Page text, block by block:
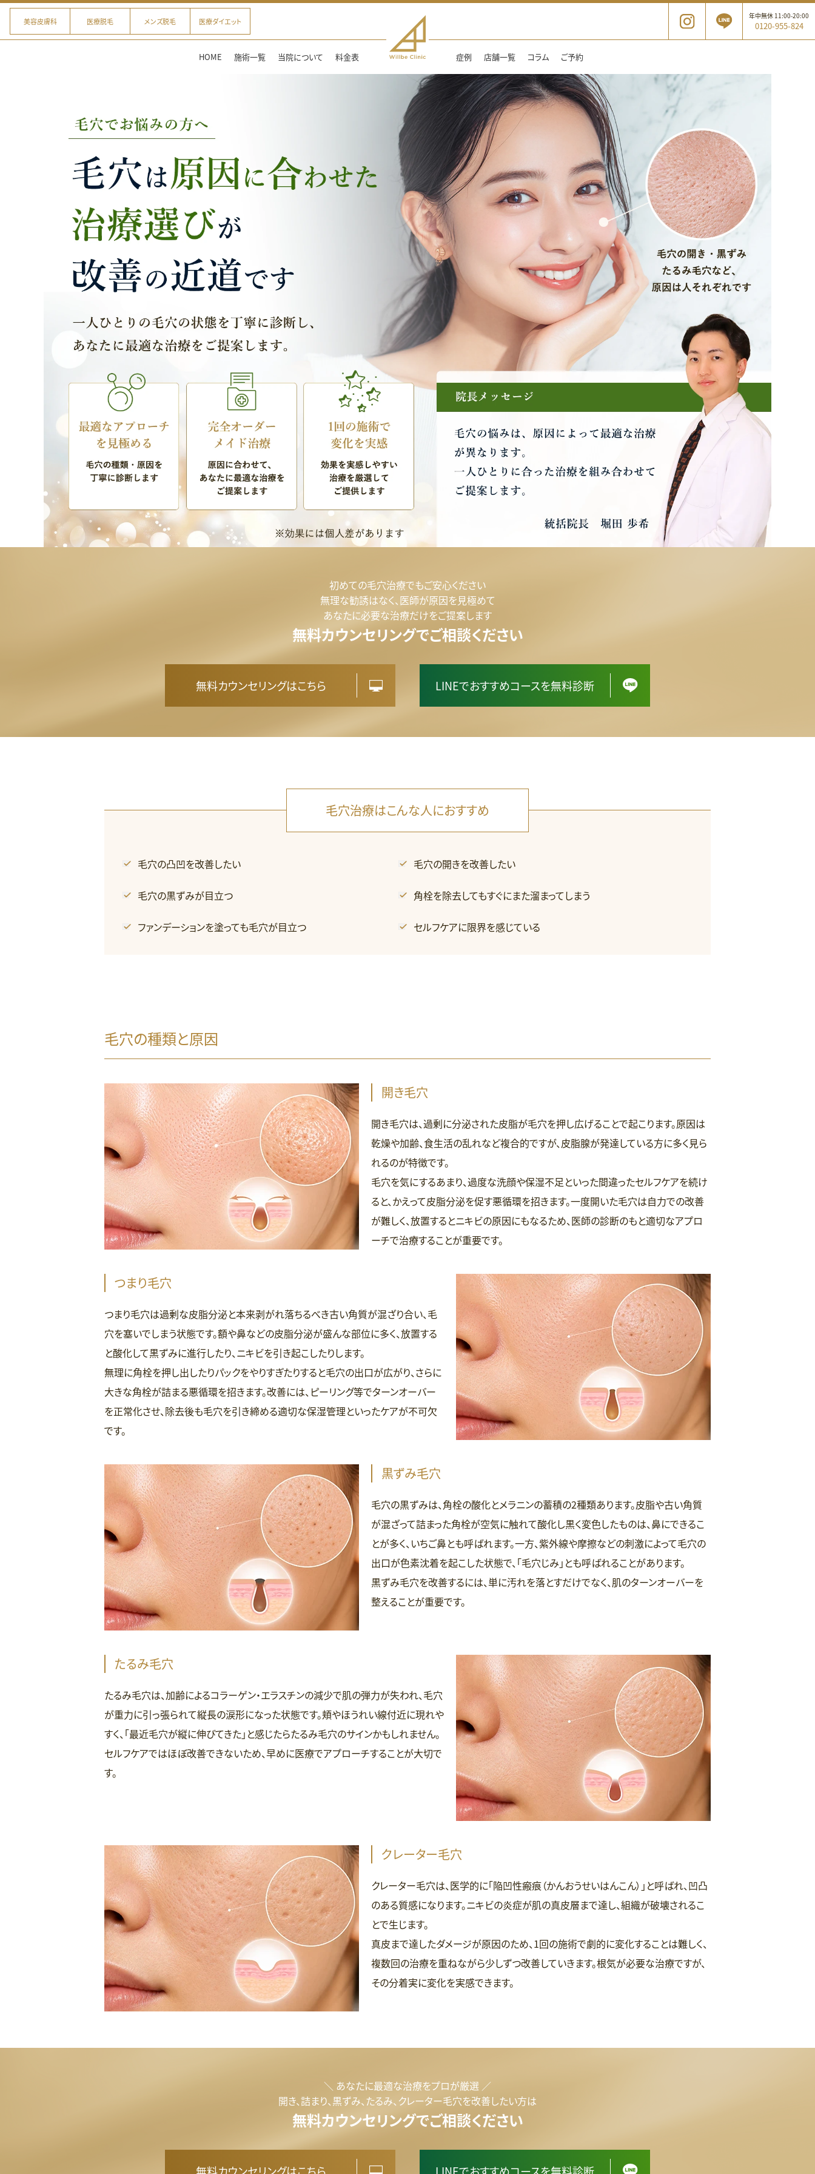
美容皮膚科 医療脱毛 メンズ脱毛 医療ダイエット
年中無休 11:00-20:00
0120-955-824
HOME 施術一覧 当院について 料金表 症例 店舗一覧 コラム ご予約
お
初めての毛穴治療でもご安心ください
無理な勧誘はなく、医師が原因を見極めて
あなたに必要な治療だけをご提案します
無料カウンセリングでご相談ください
無料カウンセリングはこちら LINEでおすすめコースを無料診断
毛穴治療はこんな人におすすめ
毛穴の凸凹を改善したい 毛穴の開きを改善したい
毛穴の黒ずみが目立つ 角栓を除去してもすぐにまた溜まってしまう
ファンデーションを塗っても毛穴が目立つ セルフケアに限界を感じている
毛穴の種類と原因
開き毛穴
開き毛穴は、過剰に分泌された皮脂が毛穴を押し広げることで起こります。原因は
乾燥や加齢、食生活の乱れなど複合的ですが、皮脂腺が発達している方に多く見ら
れるのが特徴です。
毛穴を気にするあまり、過度な洗顔や保湿不足といった間違ったセルフケアを続け
ると、かえって皮脂分泌を促す悪循環を招きます。一度開いた毛穴は自力での改善
が難しく、放置するとニキビの原因にもなるため、医師の診断のもと適切なアプロ
ーチで治療することが重要です。
つまり毛穴
つまり毛穴は過剰な皮脂分泌と本来剥がれ落ちるべき古い角質が混ざり合い、毛
穴を塞いでしまう状態です。額や鼻などの皮脂分泌が盛んな部位に多く、放置する
と酸化して黒ずみに進行したり、ニキビを引き起こしたりします。
無理に角栓を押し出したりパックをやりすぎたりすると毛穴の出口が広がり、さらに
大きな角栓が詰まる悪循環を招きます。改善には、ピーリング等でターンオーバー
を正常化させ、除去後も毛穴を引き締める適切な保湿管理といったケアが不可欠
です。
黒ずみ毛穴
毛穴の黒ずみは、角栓の酸化とメラニンの蓄積の2種類あります。皮脂や古い角質
が混ざって詰まった角栓が空気に触れて酸化し黒く変色したものは、鼻にできるこ
とが多く、いちご鼻とも呼ばれます。一方、紫外線や摩擦などの刺激によって毛穴の
出口が色素沈着を起こした状態で、「毛穴じみ」とも呼ばれることがあります。
黒ずみ毛穴を改善するには、単に汚れを落とすだけでなく、肌のターンオーバーを
整えることが重要です。
たるみ毛穴
たるみ毛穴は、加齢によるコラーゲン・エラスチンの減少で肌の弾力が失われ、毛穴
が重力に引っ張られて縦長の涙形になった状態です。頬やほうれい線付近に現れや
すく、「最近毛穴が縦に伸びてきた」と感じたらたるみ毛穴のサインかもしれません。
セルフケアではほぼ改善できないため、早めに医療でアプローチすることが大切で
す。
クレーター毛穴
クレーター毛穴は、医学的に「陥凹性瘢痕（かんおうせいはんこん）」と呼ばれ、凹凸
のある質感になります。ニキビの炎症が肌の真皮層まで達し、組織が破壊されるこ
とで生じます。
真皮まで達したダメージが原因のため、1回の施術で劇的に変化することは難しく、
複数回の治療を重ねながら少しずつ改善していきます。根気が必要な治療ですが、
その分着実に変化を実感できます。
＼ あなたに最適な治療をプロが厳選 ／
開き、詰まり、黒ずみ、たるみ、クレーター毛穴を改善したい方は
無料カウンセリングでご相談ください